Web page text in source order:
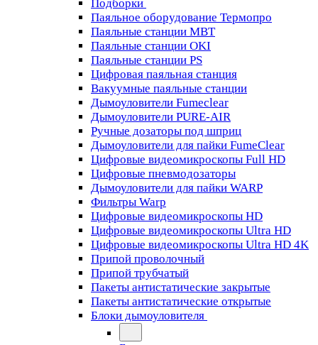
Подборки
Паяльное оборудование Термопро
Паяльные станции MBT
Паяльные станции OKI
Паяльные станции PS
Цифровая паяльная станция
Вакуумные паяльные станции
Дымоуловители Fumeclear
Дымоуловители PURE-AIR
Ручные дозаторы под шприц
Дымоуловители для пайки FumeClear
Цифровые видеомикроскопы Full HD
Цифровые пневмодозаторы
Дымоуловители для пайки WARP
Фильтры Warp
Цифровые видеомикроскопы HD
Цифровые видеомикроскопы Ultra HD
Цифровые видеомикроскопы Ultra HD 4K
Припой проволочный
Припой трубчатый
Пакеты антистатические закрытые
Пакеты антистатические открытые
Блоки дымоуловителя